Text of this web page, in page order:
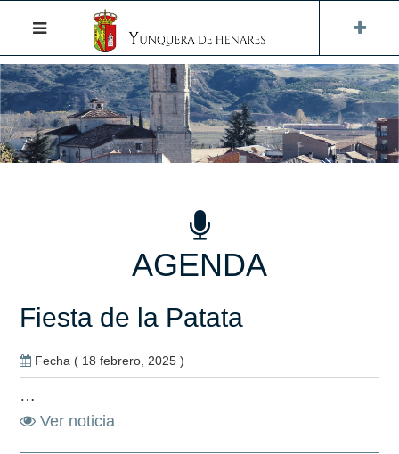
AGENDA
Fiesta de la Patata
Fecha ( 18 febrero, 2025 )
…
Ver noticia